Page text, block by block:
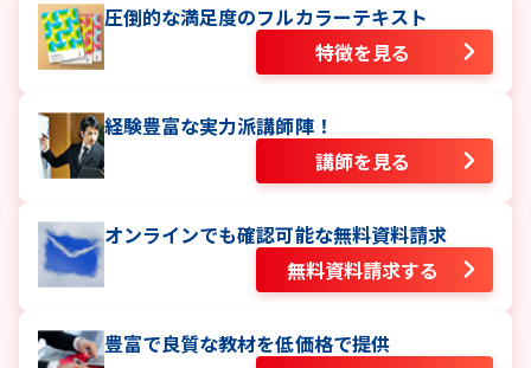
圧倒的な満足度のフルカラーテキスト
特徴を見る
経験豊富な実力派講師陣！
講師を見る
オンラインでも確認可能な無料資料請求
無料資料請求する
豊富で良質な教材を低価格で提供